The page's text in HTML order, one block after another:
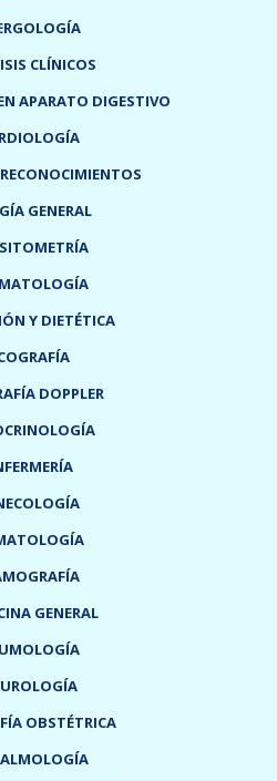
CLÍNICOS
APARATO DIGESTIVO
GENERAL
Y DIETÉTICA
DOPPLER
GENERAL
OBSTÉTRICA